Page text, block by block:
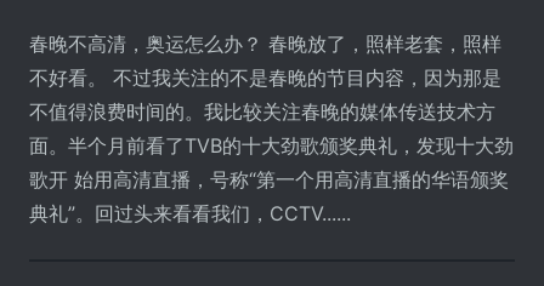
春晚不高清，奥运怎么办？ 春晚放了，照样老套，照样
不好看。 不过我关注的不是春晚的节目内容，因为那是
不值得浪费时间的。我比较关注春晚的媒体传送技术方
面。半个月前看了TVB的十大劲歌颁奖典礼，发现十大劲
歌开 始用高清直播，号称“第一个用高清直播的华语颁奖
典礼”。回过头来看看我们，CCTV......